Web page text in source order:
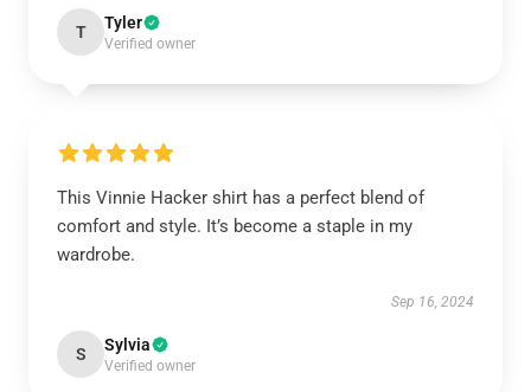
T Tyler
Verified owner
This Vinnie Hacker shirt has a perfect blend of
comfort and style. It’s become a staple in my
wardrobe.
Sep 16, 2024
S Sylvia
Verified owner